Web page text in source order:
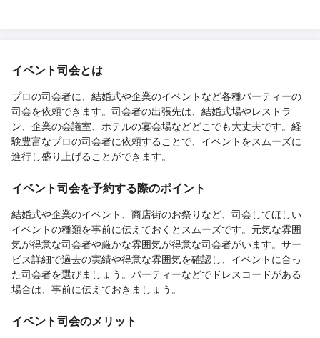
イベント司会とは
プロの司会者に、結婚式や企業のイベントなど各種パーティーの
司会を依頼できます。司会者の出張先は、結婚式場やレストラ
ン、企業の会議室、ホテルの宴会場などどこでも大丈夫です。経
験豊富なプロの司会者に依頼することで、イベントをスムーズに
進行し盛り上げることができます。
イベント司会を予約する際のポイント
結婚式や企業のイベント、商店街のお祭りなど、司会してほしい
イベントの種類を事前に伝えておくとスムーズです。元気な雰囲
気が得意な司会者や厳かな雰囲気が得意な司会者がいます。サー
ビス詳細で過去の実績や得意な雰囲気を確認し、イベントに合っ
た司会者を選びましょう。パーティーなどでドレスコードがある
場合は、事前に伝えておきましょう。
イベント司会のメリット